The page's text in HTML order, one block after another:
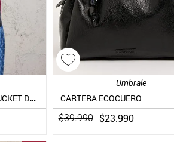
CARTERA CROSS BODY BUCKET DE GAMUZA
Umbrale
CARTERA ECOCUERO
$39.990 $23.990